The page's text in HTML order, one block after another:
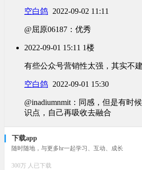
空白鸽 2022-09-02 11:11
@屈原06187：优秀
2022-09-01 15:11 1楼
有些公众号营销性太强，其实不
空白鸽 2022-09-01 15:30
@inadiumnmit：同感，但是有时
识点，自己再吸收去融合
下载app
随时随地，与更多hr一起学习、互动、成长
300万 人已下载